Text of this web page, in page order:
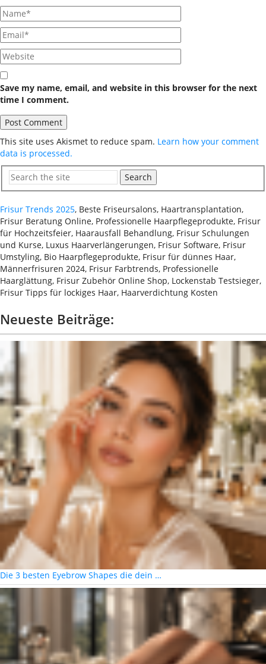
Save my name, email, and website in this browser for the next
time I comment.
This site uses Akismet to reduce spam. Learn how your comment
data is processed.
Search
Frisur Trends 2025, Beste Friseursalons, Haartransplantation,
Frisur Beratung Online, Professionelle Haarpflegeprodukte, Frisur
für Hochzeitsfeier, Haarausfall Behandlung, Frisur Schulungen
und Kurse, Luxus Haarverlängerungen, Frisur Software, Frisur
Umstyling, Bio Haarpflegeprodukte, Frisur für dünnes Haar,
Männerfrisuren 2024, Frisur Farbtrends, Professionelle
Haarglättung, Frisur Zubehör Online Shop, Lockenstab Testsieger,
Frisur Tipps für lockiges Haar, Haarverdichtung Kosten
Neueste Beiträge:
Die 3 besten Eyebrow Shapes die dein …